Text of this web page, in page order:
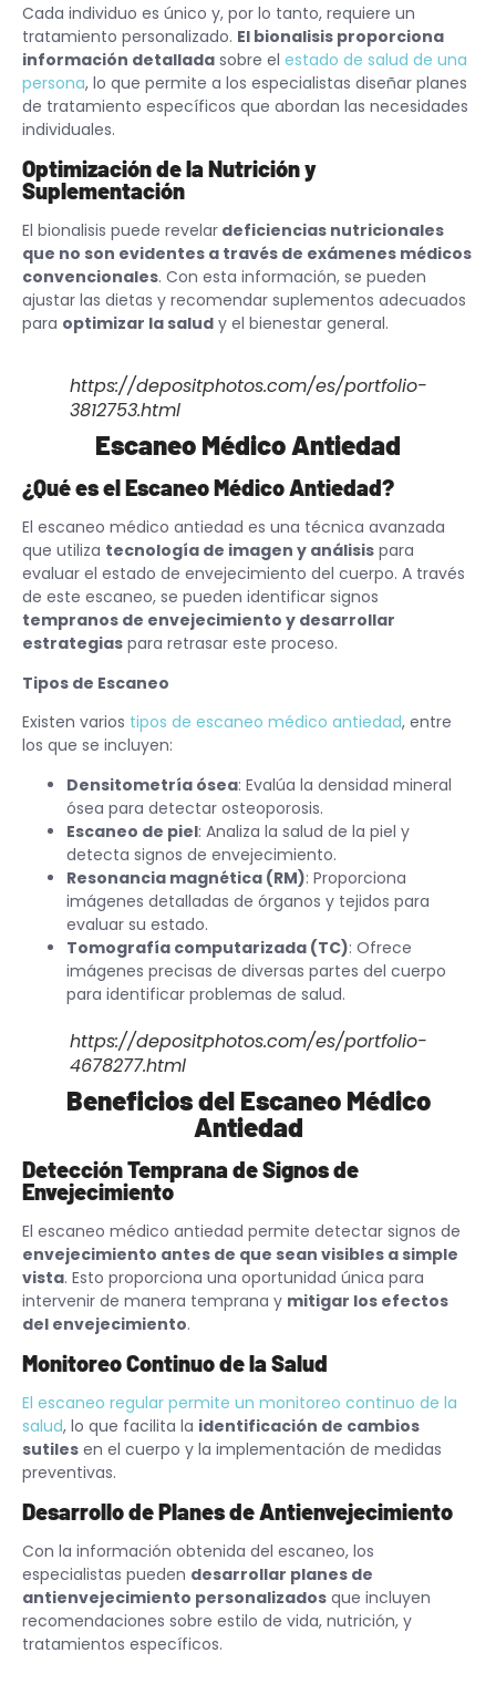
Cada individuo es único y, por lo tanto, requiere un
tratamiento personalizado. El bionalisis proporciona
información detallada sobre el estado de salud de una
persona, lo que permite a los especialistas diseñar planes
de tratamiento específicos que abordan las necesidades
individuales.
Optimización de la Nutrición y
Suplementación
El bionalisis puede revelar deficiencias nutricionales
que no son evidentes a través de exámenes médicos
convencionales. Con esta información, se pueden
ajustar las dietas y recomendar suplementos adecuados
para optimizar la salud y el bienestar general.
https://depositphotos.com/es/portfolio-
3812753.html
Escaneo Médico Antiedad
¿Qué es el Escaneo Médico Antiedad?
El escaneo médico antiedad es una técnica avanzada
que utiliza tecnología de imagen y análisis para
evaluar el estado de envejecimiento del cuerpo. A través
de este escaneo, se pueden identificar signos
tempranos de envejecimiento y desarrollar
estrategias para retrasar este proceso.
Tipos de Escaneo
Existen varios tipos de escaneo médico antiedad, entre
los que se incluyen:
Densitometría ósea: Evalúa la densidad mineral
ósea para detectar osteoporosis.
Escaneo de piel: Analiza la salud de la piel y
detecta signos de envejecimiento.
Resonancia magnética (RM): Proporciona
imágenes detalladas de órganos y tejidos para
evaluar su estado.
Tomografía computarizada (TC): Ofrece
imágenes precisas de diversas partes del cuerpo
para identificar problemas de salud.
https://depositphotos.com/es/portfolio-
4678277.html
Beneficios del Escaneo Médico
Antiedad
Detección Temprana de Signos de
Envejecimiento
El escaneo médico antiedad permite detectar signos de
envejecimiento antes de que sean visibles a simple
vista. Esto proporciona una oportunidad única para
intervenir de manera temprana y mitigar los efectos
del envejecimiento.
Monitoreo Continuo de la Salud
El escaneo regular permite un monitoreo continuo de la
salud, lo que facilita la identificación de cambios
sutiles en el cuerpo y la implementación de medidas
preventivas.
Desarrollo de Planes de Antienvejecimiento
Con la información obtenida del escaneo, los
especialistas pueden desarrollar planes de
antienvejecimiento personalizados que incluyen
recomendaciones sobre estilo de vida, nutrición, y
tratamientos específicos.